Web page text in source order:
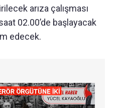
arıza çalışması
02.00’de başlayacak
edecek.